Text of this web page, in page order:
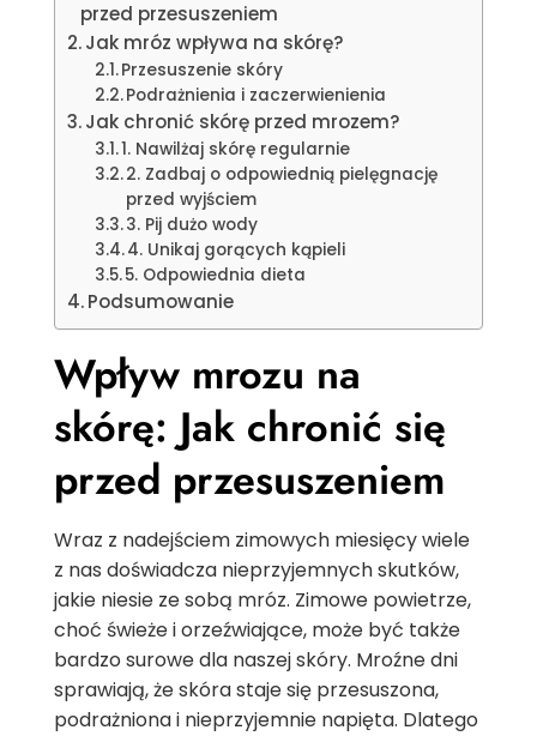
przed przesuszeniem
Jak mróz wpływa na skórę?
Przesuszenie skóry
Podrażnienia i zaczerwienienia
Jak chronić skórę przed mrozem?
1. Nawilżaj skórę regularnie
2. Zadbaj o odpowiednią pielęgnację
przed wyjściem
3. Pij dużo wody
4. Unikaj gorących kąpieli
5. Odpowiednia dieta
Podsumowanie
Wpływ mrozu na
skórę: Jak chronić się
przed przesuszeniem
Wraz z nadejściem zimowych miesięcy wiele
z nas doświadcza nieprzyjemnych skutków,
jakie niesie ze sobą mróz. Zimowe powietrze,
choć świeże i orzeźwiające, może być także
bardzo surowe dla naszej skóry. Mroźne dni
sprawiają, że skóra staje się przesuszona,
podrażniona i nieprzyjemnie napięta. Dlatego